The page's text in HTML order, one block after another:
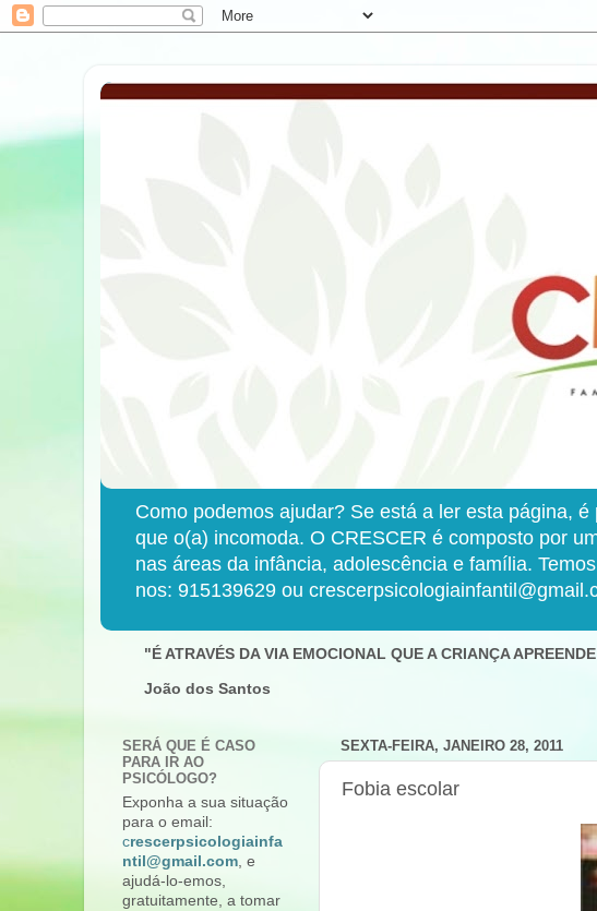
Como podemos ajudar? Se está a ler esta página,
que o(a) incomoda. O CRESCER é composto por
nas áreas da infância, adolescência e família.
nos: 915139629 ou
"É ATRAVÉS DA VIA EMOCIONAL QUE A CRIANÇA
João dos Santos
SEXTA-FEIRA, JANEIRO 28, 2011
Fobia escolar
SERÁ QUE É CASO
PARA IR AO
PSICÓLOGO?
Exponha a sua situação
para o email:
crescerpsicologiainfa
ntil@gmail.com, e
ajudá-lo-emos,
gratuitamente, a tomar